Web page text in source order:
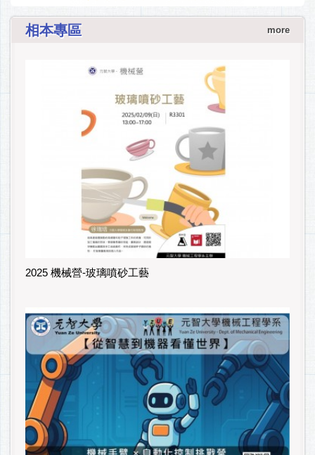
相本專區 more
2025 機械營-玻璃噴砂工藝